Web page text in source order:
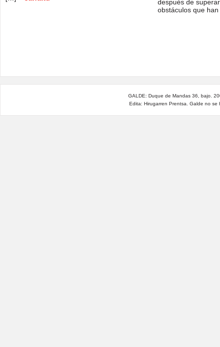
después de
obstáculos que
GALDE: Duque de Mandas 36, bajo.
Edita: Hirugarren Prentsa. Galde no